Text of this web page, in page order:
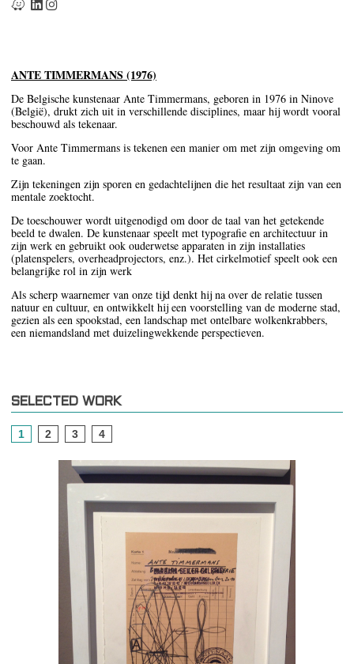
ANTE TIMMERMANS (1976)
De Belgische kunstenaar Ante Timmermans, geboren in 1976 in Ninove
(België), drukt zich uit in verschillende disciplines, maar hij wordt vooral
beschouwd als tekenaar.
Voor Ante Timmermans is tekenen een manier om met zijn omgeving om
te gaan.
Zijn tekeningen zijn sporen en gedachtelijnen die het resultaat zijn van een
mentale zoektocht.
De toeschouwer wordt uitgenodigd om door de taal van het getekende
beeld te dwalen. De kunstenaar speelt met typografie en architectuur in
zijn werk en gebruikt ook ouderwetse apparaten in zijn installaties
(platenspelers, overheadprojectors, enz.). Het cirkelmotief speelt ook een
belangrijke rol in zijn werk
Als scherp waarnemer van onze tijd denkt hij na over de relatie tussen
natuur en cultuur, en ontwikkelt hij een voorstelling van de moderne stad,
gezien als een spookstad, een landschap met ontelbare wolkenkrabbers,
een niemandsland met duizelingwekkende perspectieven.
SELECTED WORK
1 2 3 4